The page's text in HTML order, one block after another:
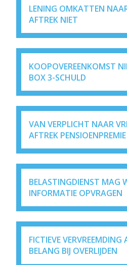
LENING OMKATTEN
AFTREK NIET
KOOPOVEREENKOMST
BOX 3-SCHULD
VAN VERPLICHT NAAR
AFTREK PENSIOENPREMIE
BELASTINGDIENST MAG
INFORMATIE OPVRAGEN
FICTIEVE VERVREEMDING
BELANG BIJ OVERLIJDEN